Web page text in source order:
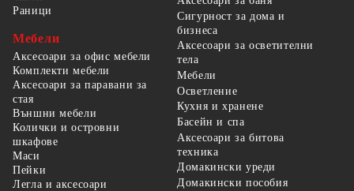
Раници
Мебели
Аксесоари за офис мебели
Комплекти мебели
Аксесоари за паравани за
стая
Външни мебели
Колички и островни
шкафове
Маси
Пейки
Легла и аксесоари
Сигурност за дома и
бизнеса
Аксесоари за осветителни
тела
Мебели
Осветление
Кухня и хранене
Басейн и спа
Аксесоари за битова
техника
Домакински уреди
Домакински пособия